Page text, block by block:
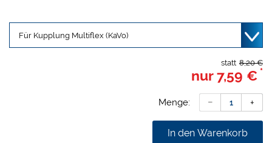
8,20 €
statt
nur7,59 € *
Menge:
In den Warenkorb